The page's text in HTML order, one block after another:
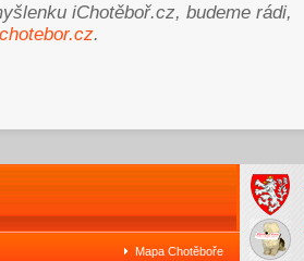
iChotěboř.cz, budeme rádi,
.
Mapa Chotěboře